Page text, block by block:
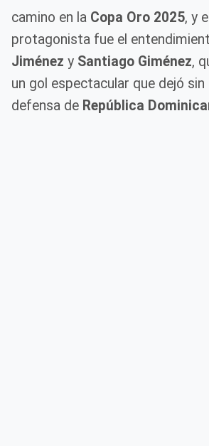
camino en la Copa Oro 2025, y
protagonista fue el
Jiménez y Santiago Giménez,
un gol espectacular que dejó
defensa de República